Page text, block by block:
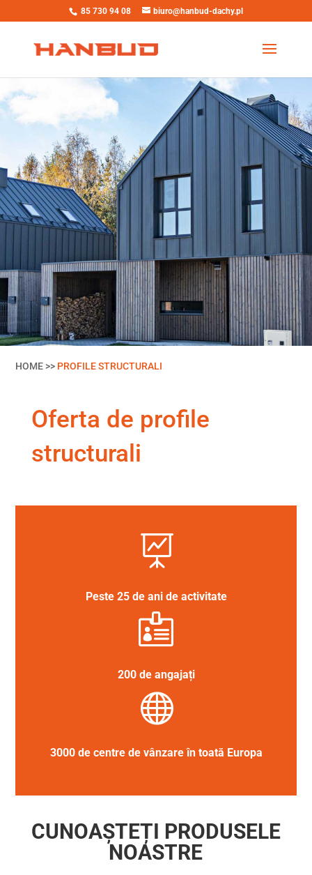
85 730 94 08 biuro@hanbud-dachy.pl
HOME >> PROFILE STRUCTURALI
Oferta de profile
structurali

Peste 25 de ani de activitate

200 de angajați

3000 de centre de vânzare în toată Europa
CUNOAȘTEȚI PRODUSELE
NOASTRE